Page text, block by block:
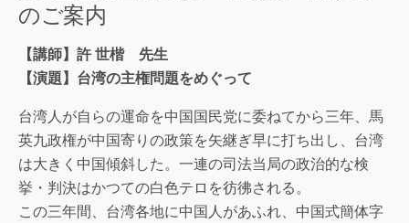
のご案内
【講師】許 世楷 先生
【演題】台湾の主権問題をめぐって
台湾人が自らの運命を中国国民党に委ねてから三年、馬
英九政権が中国寄りの政策を矢継ぎ早に打ち出し、台湾
は大きく中国傾斜した。一連の司法当局の政治的な検
挙・判決はかつての白色テロを彷彿される。
この三年間、台湾各地に中国人があふれ、中国式簡体字